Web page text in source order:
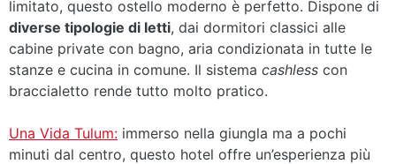
limitato, questo ostello moderno è perfetto. Dispone di
diverse tipologie di letti, dai dormitori classici alle
cabine private con bagno, aria condizionata in tutte le
stanze e cucina in comune. Il sistema cashless con
braccialetto rende tutto molto pratico.
Una Vida Tulum: immerso nella giungla ma a pochi
minuti dal centro, questo hotel offre un’esperienza più